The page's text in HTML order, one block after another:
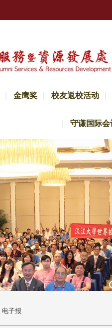
金鹰奖 校友返校活动
守谦国际会
电子报